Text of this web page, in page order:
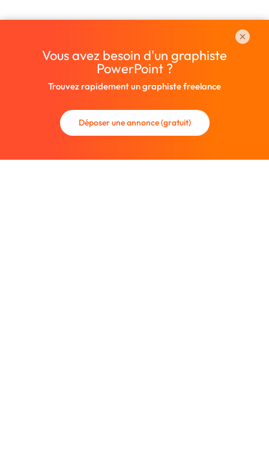
Vous avez besoin d'un graphiste
PowerPoint ?
Trouvez rapidement un graphiste freelance
Déposer une annonce (gratuit)